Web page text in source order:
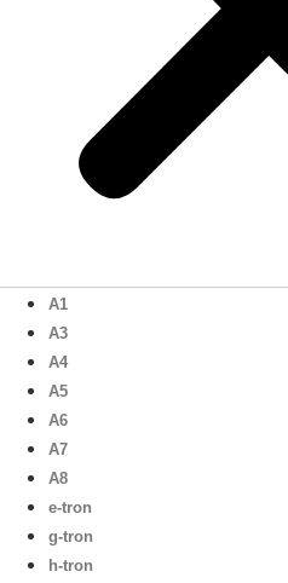
A1
A3
A4
A5
A6
A7
A8
e-tron
g-tron
h-tron